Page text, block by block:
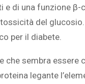
di una funzione β-
del
per il diabete.‎
che sembra essere
legante